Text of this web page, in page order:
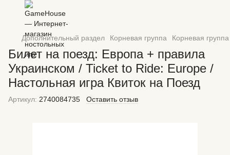
Дополнительный раздел Корневая группа Корневая
Билет на поезд: Европа + правила
Украинском / Ticket to Ride: Europe /
Настольная игра Квиток на Поезд
Артикул: 2740084735 Оставить отзыв